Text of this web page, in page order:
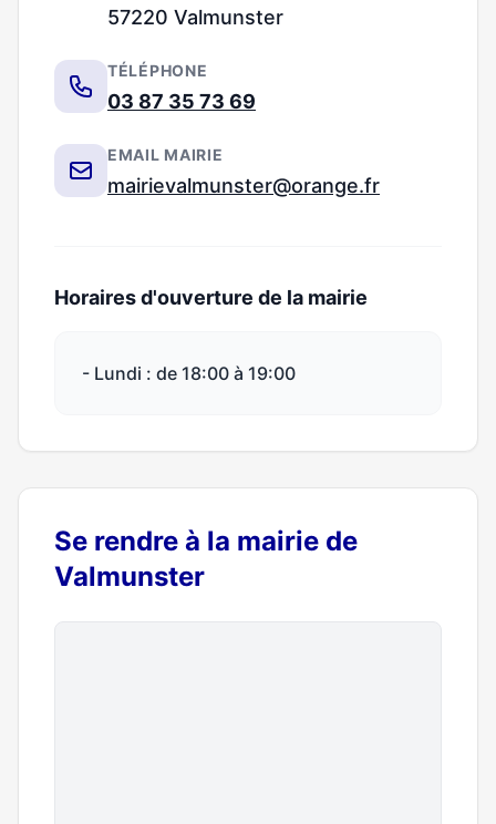
57220 Valmunster
TÉLÉPHONE
03 87 35 73 69
EMAIL MAIRIE
mairievalmunster@orange.fr
Horaires d'ouverture de la mairie
- Lundi : de 18:00 à 19:00
Se rendre à la mairie de
Valmunster